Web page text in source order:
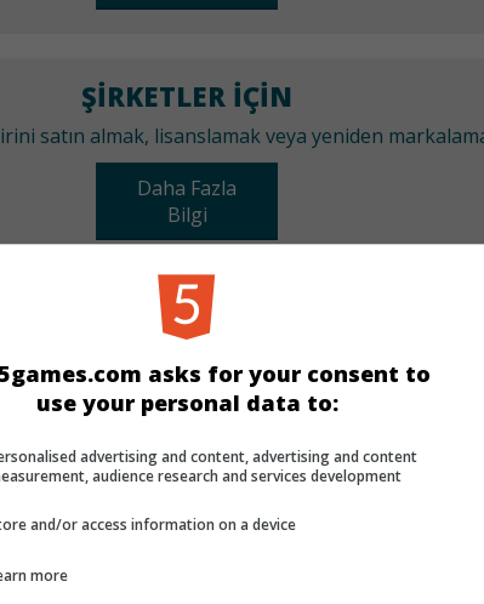
ŞIRKETLER IÇIN
satın almak, lisanslamak veya yeniden
Daha Fazla
Bilgi
KATEGORILER
Üçünü Birleştir
DILLER
asks for your consent to
use your personal data to:
advertising and content, advertising and content
audience research and services development
and/or access information on a device
more